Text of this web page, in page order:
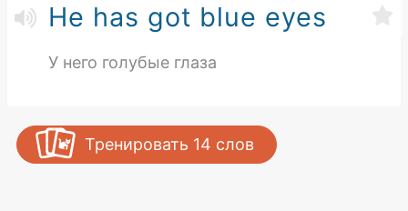
He has got blue eyes
У него голубые глаза
Тренировать 14 слов